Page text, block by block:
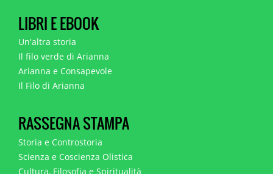
LIBRI E EBOOK
Un'altra storia
Il filo verde di Arianna
Arianna e Consapevole
Il Filo di Arianna
RASSEGNA STAMPA
Storia e Controstoria
Scienza e Coscienza Olistica
Cultura, Filosofia e Spiritualità